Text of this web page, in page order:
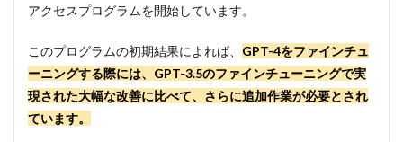
アクセスプログラムを開始しています。
このプログラムの初期結果によれば、 GPT-4をファインチュ
ーニングする際には、GPT-3.5のファインチューニングで実
現された大幅な改善に比べて、さらに追加作業が必要とされ
ています。